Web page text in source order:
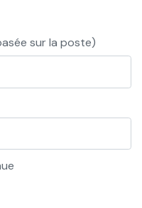
sur la poste)